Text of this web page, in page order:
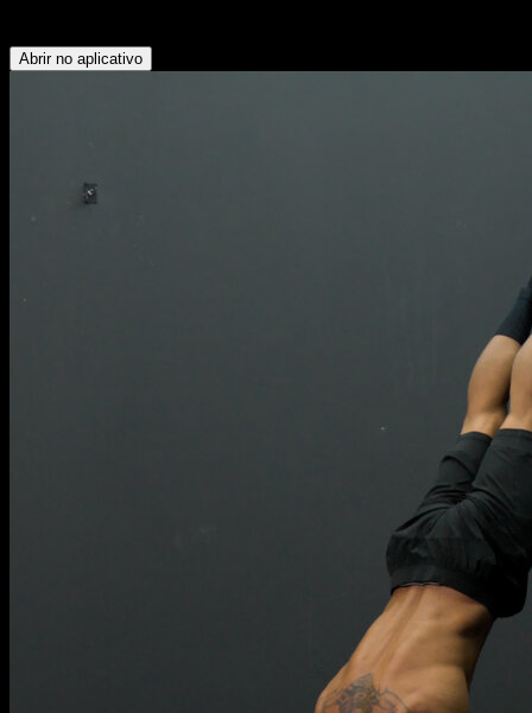
Abrir no aplicativo